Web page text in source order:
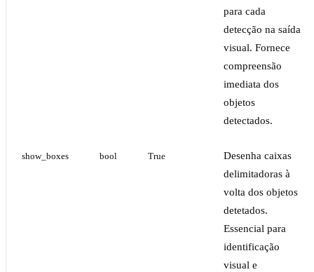
para cada
detecção na saída
visual. Fornece
compreensão
imediata dos
objetos
detectados.
show_boxes bool True
Desenha caixas
delimitadoras à
volta dos objetos
detetados.
Essencial para
identificação
visual e